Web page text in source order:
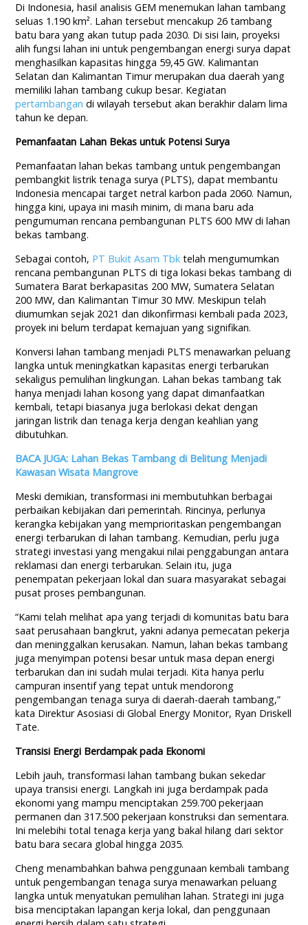
Di Indonesia, hasil analisis GEM menemukan lahan tambang
seluas 1.190 km². Lahan tersebut mencakup 26 tambang
batu bara yang akan tutup pada 2030. Di sisi lain, proyeksi
alih fungsi lahan ini untuk pengembangan energi surya dapat
menghasilkan kapasitas hingga 59,45 GW. Kalimantan
Selatan dan Kalimantan Timur merupakan dua daerah yang
memiliki lahan tambang cukup besar. Kegiatan
pertambangan di wilayah tersebut akan berakhir dalam lima
tahun ke depan.
Pemanfaatan Lahan Bekas untuk Potensi Surya
Pemanfaatan lahan bekas tambang untuk pengembangan
pembangkit listrik tenaga surya (PLTS), dapat membantu
Indonesia mencapai target netral karbon pada 2060. Namun,
hingga kini, upaya ini masih minim, di mana baru ada
pengumuman rencana pembangunan PLTS 600 MW di lahan
bekas tambang.
Sebagai contoh, PT Bukit Asam Tbk telah mengumumkan
rencana pembangunan PLTS di tiga lokasi bekas tambang di
Sumatera Barat berkapasitas 200 MW, Sumatera Selatan
200 MW, dan Kalimantan Timur 30 MW. Meskipun telah
diumumkan sejak 2021 dan dikonfirmasi kembali pada 2023,
proyek ini belum terdapat kemajuan yang signifikan.
Konversi lahan tambang menjadi PLTS menawarkan peluang
langka untuk meningkatkan kapasitas energi terbarukan
sekaligus pemulihan lingkungan. Lahan bekas tambang tak
hanya menjadi lahan kosong yang dapat dimanfaatkan
kembali, tetapi biasanya juga berlokasi dekat dengan
jaringan listrik dan tenaga kerja dengan keahlian yang
dibutuhkan.
BACA JUGA: Lahan Bekas Tambang di Belitung Menjadi
Kawasan Wisata Mangrove
Meski demikian, transformasi ini membutuhkan berbagai
perbaikan kebijakan dari pemerintah. Rincinya, perlunya
kerangka kebijakan yang memprioritaskan pengembangan
energi terbarukan di lahan tambang. Kemudian, perlu juga
strategi investasi yang mengakui nilai penggabungan antara
reklamasi dan energi terbarukan. Selain itu, juga
penempatan pekerjaan lokal dan suara masyarakat sebagai
pusat proses pembangunan.
“Kami telah melihat apa yang terjadi di komunitas batu bara
saat perusahaan bangkrut, yakni adanya pemecatan pekerja
dan meninggalkan kerusakan. Namun, lahan bekas tambang
juga menyimpan potensi besar untuk masa depan energi
terbarukan dan ini sudah mulai terjadi. Kita hanya perlu
campuran insentif yang tepat untuk mendorong
pengembangan tenaga surya di daerah-daerah tambang,”
kata Direktur Asosiasi di Global Energy Monitor, Ryan Driskell
Tate.
Transisi Energi Berdampak pada Ekonomi
Lebih jauh, transformasi lahan tambang bukan sekedar
upaya transisi energi. Langkah ini juga berdampak pada
ekonomi yang mampu menciptakan 259.700 pekerjaan
permanen dan 317.500 pekerjaan konstruksi dan sementara.
Ini melebihi total tenaga kerja yang bakal hilang dari sektor
batu bara secara global hingga 2035.
Cheng menambahkan bahwa penggunaan kembali tambang
untuk pengembangan tenaga surya menawarkan peluang
langka untuk menyatukan pemulihan lahan. Strategi ini juga
bisa menciptakan lapangan kerja lokal, dan penggunaan